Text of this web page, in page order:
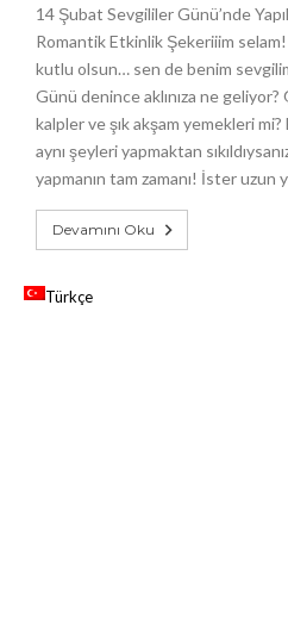
14 Şubat Sevgililer Günü’nde
Romantik Etkinlik Şekeriiim
kutlu olsun… sen de benim
Günü denince aklınıza ne geliyor?
kalpler ve şık akşam yemekleri
aynı şeyleri yapmaktan
yapmanın tam zamanı! İster uzun
Devamını Oku
Türkçe